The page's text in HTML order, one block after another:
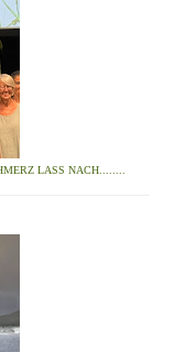
LASS NACH........